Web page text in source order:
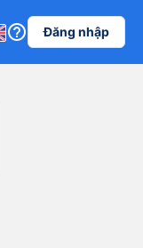
help_outline Đăng nhập